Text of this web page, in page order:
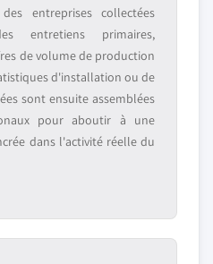
entreprises collectées
entretiens primaires,
de volume de production
d'installation ou de
sont ensuite assemblées
pour aboutir à une
dans l'activité réelle du